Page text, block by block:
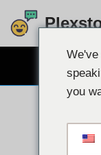
Μετάβαση
περιεχόμενο
you